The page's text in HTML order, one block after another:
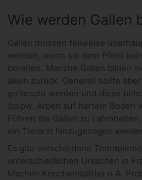
Wie werden Gallen
Gallen müssen teilweise
werden, wenn sie dem Pferd
bereiten. Manche Gallen bilden
allein zurück. Generell sollte
geforscht werden und diese
(bspw. Arbeit auf hartem Boden
Führen die Gallen zu
ein Tierarzt hinzugezogen
Es gibt verschiedene
unterschiedlichen Ursachen in
Machen Knochensplitter o.Ä.